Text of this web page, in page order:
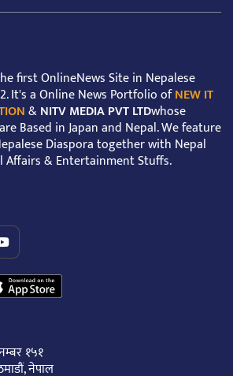
first OnlineNews Site in Nepalese
It's a Online News Portfolio ofNEW IT
&NITV MEDIA PVT LTDwhose
Based in Japan and Nepal. We feature
Diaspora together with Nepal
Affairs & Entertainment Stuffs.
१५१
नेपाल